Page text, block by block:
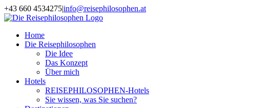
Zum
Inhalt
+43 660 4534275|info@reisephilosophen.at
Facebook
Instagram
LinkedIn
Pinterest
Home
Die Reisephilosophen
Die Idee
Das Konzept
Über mich
Hotels
REISEPHILOSOPHEN-Hotels
Sie wissen, was Sie suchen?